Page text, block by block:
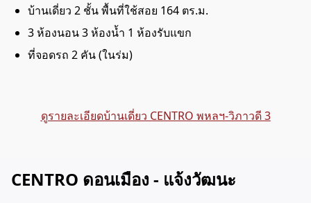
บ้านเดี่ยว 2 ชั้น พื้นที่ใช้สอย 164 ตร.ม.
3 ห้องนอน 3 ห้องน้ำ 1 ห้องรับแขก
ที่จอดรถ 2 คัน (ในร่ม)
ดูรายละเอียดบ้านเดี่ยว CENTRO พหลฯ-วิภาวดี 3
CENTRO ดอนเมือง - แจ้งวัฒนะ